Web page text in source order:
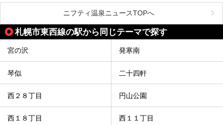
この施設は、温泉・サウナの「休日湯」・ラウンジの「THE
LOUNGE DAYOF」・グルメ「休日洋麺店」・ホテル「エク
スクラメーションホテル」で構成された、まさに大人の癒し
空間。
今回は、そんな「休日ビルヂング」の魅力を5つのポイント
ニフティ温泉ニュースTOPへ
札幌市東西線の駅から同じテーマで探す
宮の沢 発寒南
琴似 二十四軒
西２８丁目 円山公園
西１８丁目 西１１丁目